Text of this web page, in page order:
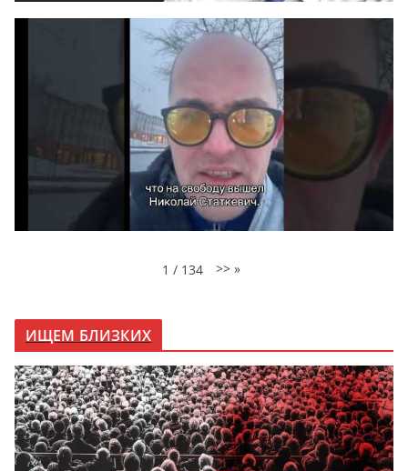
1 / 134 >> »
ИЩЕМ БЛИЗКИХ